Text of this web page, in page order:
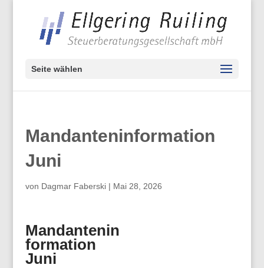
Seite wählen
Mandanteninformation
Juni
von Dagmar Faberski| Mai 28, 2026
Mandantenin
formation
Juni